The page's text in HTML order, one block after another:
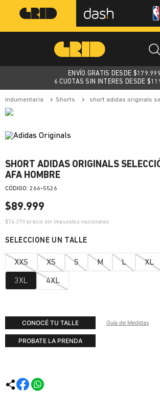
ENVÍO GRATIS DESDE $179.999
6 CUOTAS SIN INTERES DESDE
indumentaria shorts short adidas originals
SHORT ADIDAS ORIGINALS
AFA HOMBRE
: 266-5526
$89.999
$74.379 precio sin impuestos nacionales
XXS XS S M L XL
3XL 4XL
CONOCÉ TU TALLE Guía de Medidas
PROBATE LA PRENDA